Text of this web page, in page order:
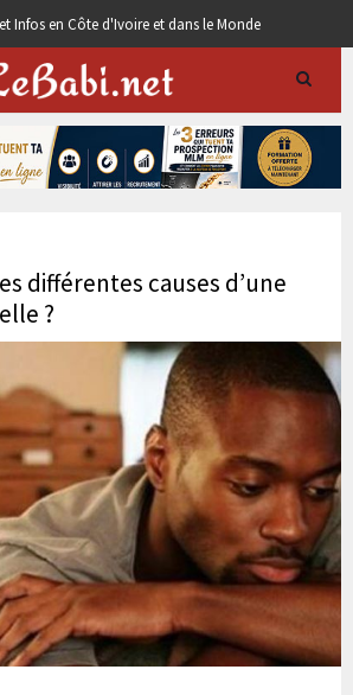
Infos en Côte d'Ivoire et dans le Monde
différentes causes d’une
?